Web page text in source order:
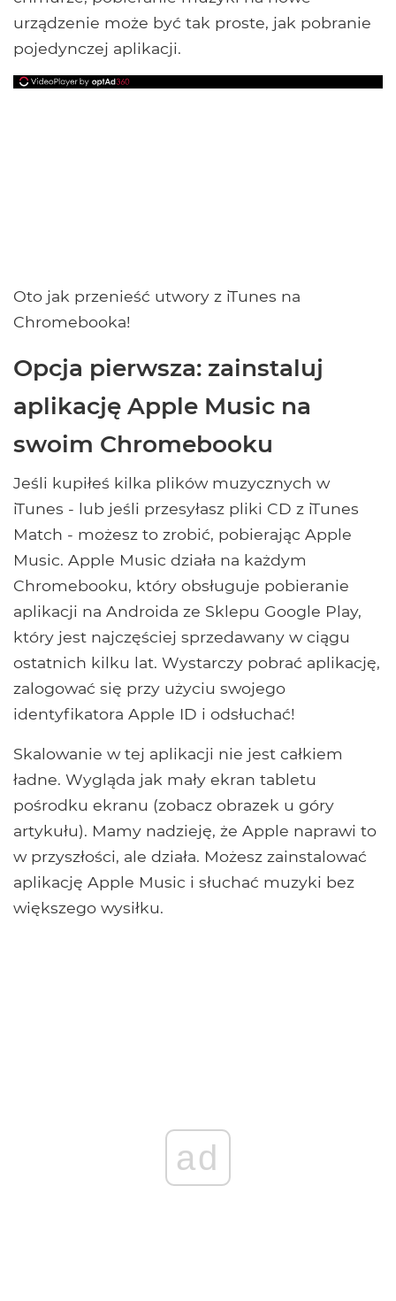
urządzenie może być tak proste, jak pobranie
pojedynczej aplikacji.
Oto jak przenieść utwory z iTunes na
Chromebooka!
Opcja pierwsza: zainstaluj
aplikację Apple Music na
swoim Chromebooku
Jeśli kupiłeś kilka plików muzycznych w
iTunes - lub jeśli przesyłasz pliki CD z iTunes
Match - możesz to zrobić, pobierając Apple
Music. Apple Music działa na każdym
Chromebooku, który obsługuje pobieranie
aplikacji na Androida ze Sklepu Google Play,
który jest najczęściej sprzedawany w ciągu
ostatnich kilku lat. Wystarczy pobrać aplikację,
zalogować się przy użyciu swojego
identyfikatora Apple ID i odsłuchać!
Skalowanie w tej aplikacji nie jest całkiem
ładne. Wygląda jak mały ekran tabletu
pośrodku ekranu (zobacz obrazek u góry
artykułu). Mamy nadzieję, że Apple naprawi to
w przyszłości, ale działa. Możesz zainstalować
aplikację Apple Music i słuchać muzyki bez
większego wysiłku.
ad